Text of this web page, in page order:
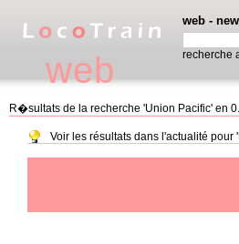
web
web -
recherche
R�sultats de la recherche 'Union Pacific' en
Voir les résultats dans l'actualité pour